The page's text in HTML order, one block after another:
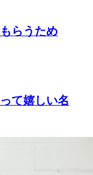
らうため
て嬉しい名